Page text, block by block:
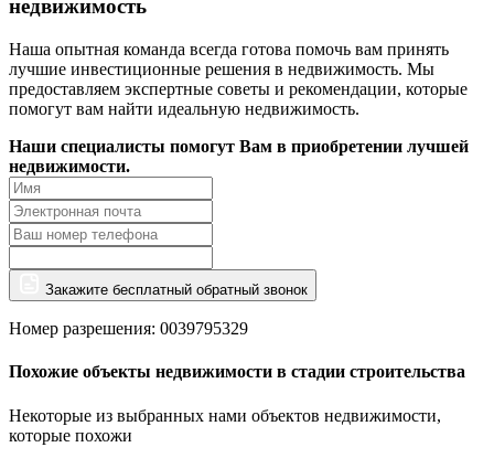
недвижимость
Наша опытная команда всегда готова помочь вам принять
лучшие инвестиционные решения в недвижимость. Мы
предоставляем экспертные советы и рекомендации, которые
помогут вам найти идеальную недвижимость.
Наши специалисты помогут Вам в приобретении лучшей
недвижимости.
Закажите бесплатный обратный звонок
Номер разрешения: 0039795329
Похожие объекты недвижимости в стадии строительства
Некоторые из выбранных нами объектов недвижимости,
которые похожи